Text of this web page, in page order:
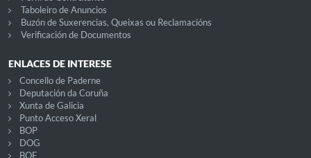
Taboleiro de Anuncios
Buzón de Suxerencias, Queixas ou Reclamacións
Verificación de Documentos
ENLACES DE INTERESE
Concello de Paderne
Deputación da Coruña
Xunta de Galicia
Punto Acceso Xeral
BOP
DOG
BOE